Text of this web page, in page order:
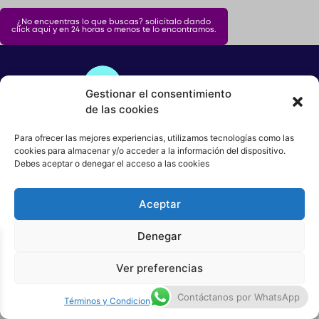
Gestionar el consentimiento
de las cookies
Para ofrecer las mejores experiencias, utilizamos tecnologías como las
cookies para almacenar y/o acceder a la información del dispositivo.
Debes aceptar o denegar el acceso a las cookies
Aceptar
Denegar
Ver preferencias
Términos y CondicionesTérminos y Condiciones
Patinetas
Quiero Vender
Registrarse
¿No encuentras lo que buscas? solicítalo dando
click aquí y en 24 horas o menos te lo encontramos.
Términos y condiciones Política de Privacidad
Quiénes Somos Contacto
© Copyright Mercleta 2022
Contáctanos por WhatsApp